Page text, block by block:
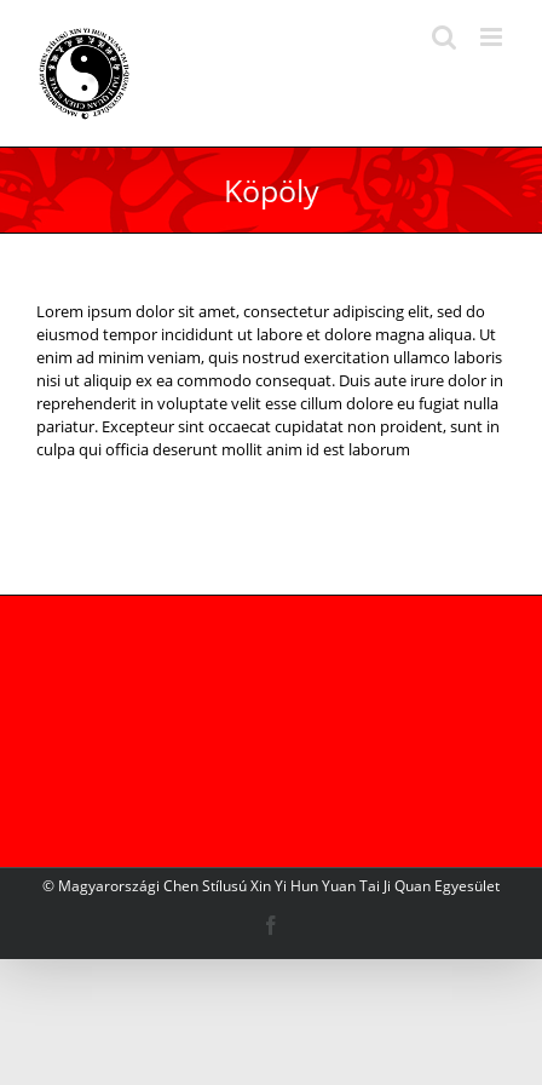
Köpöly
Lorem ipsum dolor sit amet, consectetur adipiscing elit, sed do
eiusmod tempor incididunt ut labore et dolore magna aliqua. Ut
enim ad minim veniam, quis nostrud exercitation ullamco laboris
nisi ut aliquip ex ea commodo consequat. Duis aute irure dolor in
reprehenderit in voluptate velit esse cillum dolore eu fugiat nulla
pariatur. Excepteur sint occaecat cupidatat non proident, sunt in
culpa qui officia deserunt mollit anim id est laborum
© Magyarországi Chen Stílusú Xin Yi Hun Yuan Tai Ji Quan Egyesület